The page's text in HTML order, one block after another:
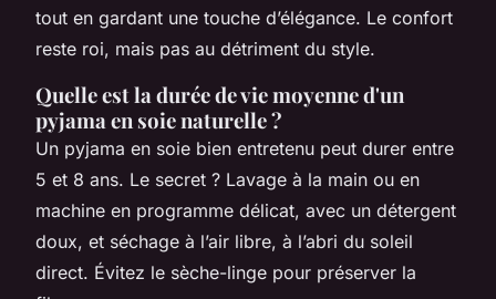
tout en gardant une touche d’élégance. Le confort
reste roi, mais pas au détriment du style.
Quelle est la durée de vie moyenne d'un
pyjama en soie naturelle ?
Un pyjama en soie bien entretenu peut durer entre
5 et 8 ans. Le secret ? Lavage à la main ou en
machine en programme délicat, avec un détergent
doux, et séchage à l’air libre, à l’abri du soleil
direct. Évitez le sèche-linge pour préserver la